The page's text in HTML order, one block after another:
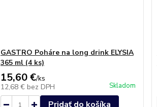
GASTRO Poháre na long drink ELYSIA
365 ml (4 ks)
15,60 €/ks
12,68 € bez DPH Skladom
Pridať do košíka